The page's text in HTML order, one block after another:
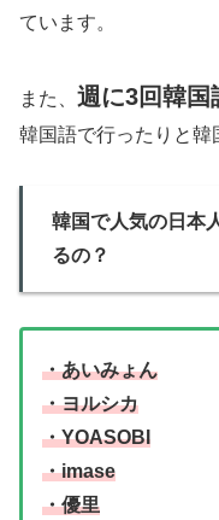
ています。
また、 週に3回韓国
韓国語で行ったりと韓
韓国で人気の日本
るの？
・あいみょん
・ヨルシカ
・YOASOBI
・imase
・優里